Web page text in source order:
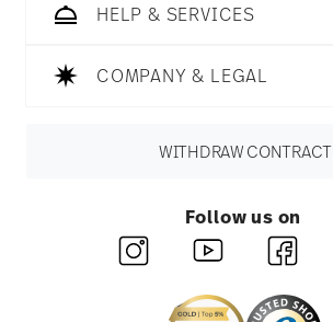
HELP & SERVICES
COMPANY & LEGAL
WITHDRAW CONTRACT
Follow us on